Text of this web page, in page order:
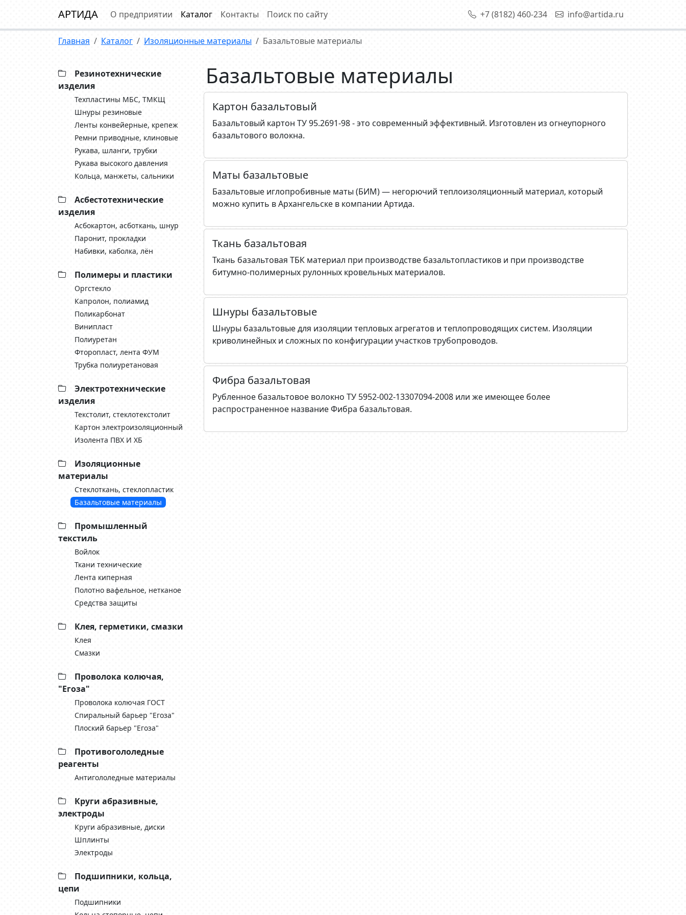
АРТИДА О предприятии Каталог Контакты Поиск по сайту +7 (8182) 460-234 info@artida.ru
Главная Каталог Изоляционные материалы Базальтовые материалы
Резинотехнические
изделия
Техпластины МБС, ТМКЩ
Шнуры резиновые
Ленты конвейерные, крепеж
Ремни приводные, клиновые
Рукава, шланги, трубки
Рукава высокого давления
Кольца, манжеты, сальники
Асбестотехнические
изделия
Асбокартон, асботкань, шнур
Паронит, прокладки
Набивки, каболка, лён
Полимеры и пластики
Оргстекло
Капролон, полиамид
Поликарбонат
Винипласт
Полиуретан
Фторопласт, лента ФУМ
Трубка полиуретановая
Электротехнические
изделия
Текстолит, стеклотекстолит
Картон электроизоляционный
Изолента ПВХ И ХБ
Изоляционные
материалы
Стеклоткань, cтеклопластик
Базальтовые материалы
Промышленный
текстиль
Войлок
Ткани технические
Лента киперная
Полотно вафельное, нетканое
Средства защиты
Клея, герметики, смазки
Клея
Смазки
Проволока колючая,
"Егоза"
Проволока колючая ГОСТ
Спиральный барьер "Егоза"
Плоский барьер "Егоза"
Противогололедные
реагенты
Антигололедные материалы
Круги абразивные,
электроды
Круги абразивные, диски
Шплинты
Электроды
Подшипники, кольца,
цепи
Подшипники
Базальтовые материалы
Картон базальтовый
Базальтовый картон ТУ 95.2691-98 - это современный эффективный. Изготовлен из огнеупорного
базальтового волокна.
Маты базальтовые
Базальтовые иглопробивные маты (БИМ) — негорючий теплоизоляционный материал, который
можно купить в Архангельске в компании Артида.
Ткань базальтовая
Ткань базальтовая ТБК материал при производстве базальтопластиков и при производстве
битумно-полимерных рулонных кровельных материалов.
Шнуры базальтовые
Шнуры базальтовые для изоляции тепловых агрегатов и теплопроводящих систем. Изоляции
криволинейных и сложных по конфигурации участков трубопроводов.
Фибра базальтовая
Рубленное базальтовое волокно ТУ 5952-002-13307094-2008 или же имеющее более
распространенное название Фибра базальтовая.